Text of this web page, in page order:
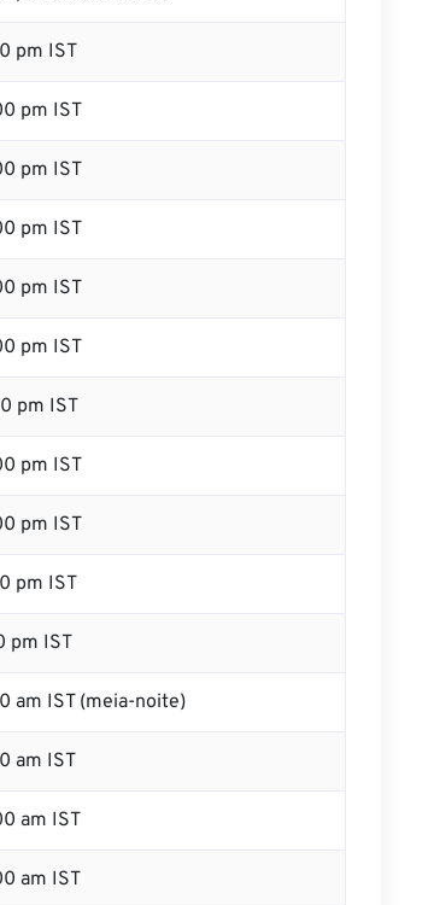
pm IST
pm IST
pm IST
pm IST
pm IST
pm IST
pm IST
pm IST
pm IST
pm IST
pm IST
am IST (meia-noite)
am IST
am IST
am IST